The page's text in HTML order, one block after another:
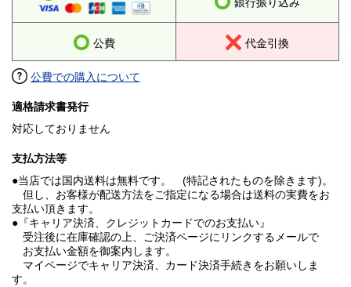
公費 代金引換
公費での購入について
適格請求書発行
対応しておりません
支払方法等
●当店では国内送料は無料です。 (特記されたものを除きます)。
但し、お客様が配送方法をご指定になる場合は送料の実費をお
支払い頂きます。
●『キャリア決済、クレジットカードでのお支払い』
受注後に在庫確認の上、ご決済ページにリンクするメールで
お支払い金額を御案内します。
マイページでキャリア決済、カード決済手続きをお願いしま
す。